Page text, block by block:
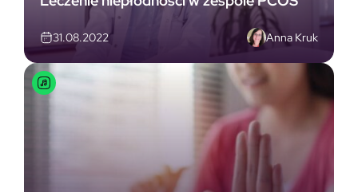
31.08.2022 Anna Kruk